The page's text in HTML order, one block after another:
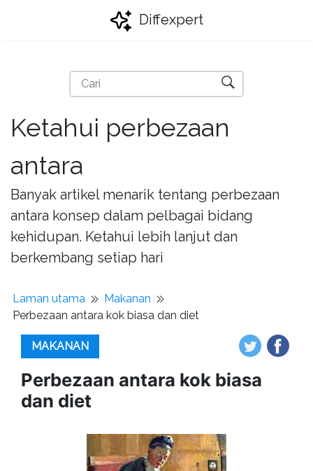
Diffexpert
Ketahui perbezaan
antara
Banyak artikel menarik tentang perbezaan
antara konsep dalam pelbagai bidang
kehidupan. Ketahui lebih lanjut dan
berkembang setiap hari
Laman utama
Makanan
Perbezaan antara kok biasa dan diet
MAKANAN
Perbezaan antara kok biasa
dan diet